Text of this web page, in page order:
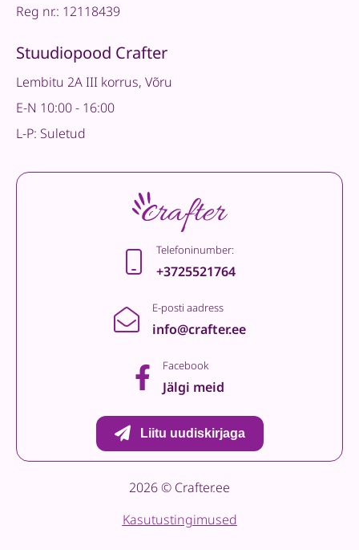
Reg nr.: 12118439
Stuudiopood Crafter
Lembitu 2A III korrus, Võru
E-N 10:00 - 16:00
L-P: Suletud
Telefoninumber:
+3725521764
E-posti aadress
info@crafter.ee
Facebook
Jälgi meid
Liitu uudiskirjaga
2026 © Crafter.ee
Kasutustingimused